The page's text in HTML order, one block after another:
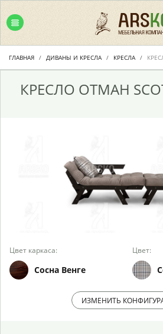
ГЛАВНАЯ ДИВАНЫ И КРЕСЛА КРЕСЛА
КРЕСЛО ОТМАН
Цвет каркаса:
Сосна Венге
Цвет:
ИЗМЕНИТЬ